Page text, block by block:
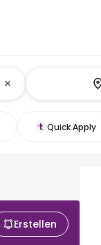
Quick Apply
Erstellen